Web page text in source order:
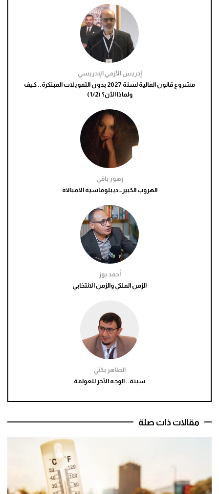
إدريس الأزمي الإدريسي
مشروع قانون المالية لسنة 2027 بدون التمويلات المبتكرة.. كيف
ولماذا الآن؟ (1/2)
زهور باقي
الهروب الكبير…ديبلوماسية الامبالاة
أحمد بوز
الزمن الملكي والزمن الانتخابي
الطاهر بكني
سبتة.. الوجه الآخر للعولمة
مقالات ذات صلة